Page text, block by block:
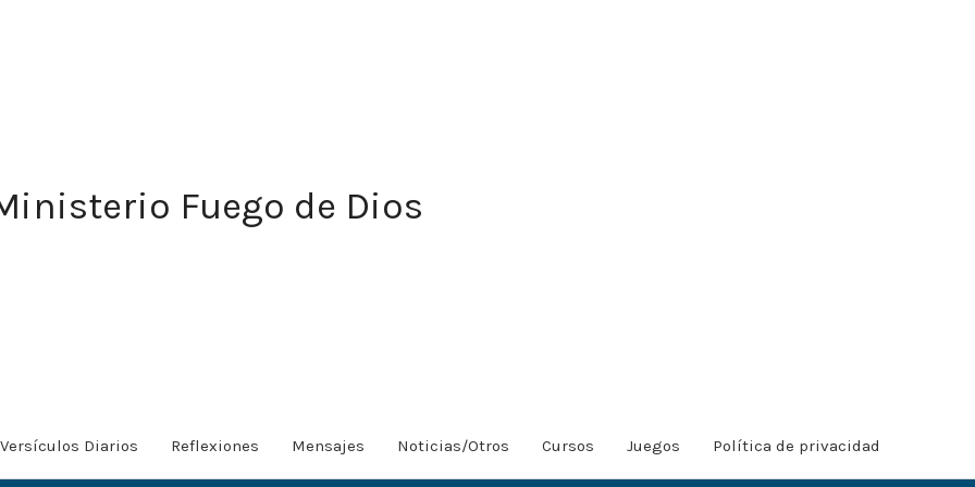
Fuego de Dios
Versículos Diarios Reflexiones Mensajes Noticias/Otros Cursos Juegos Política de privacidad